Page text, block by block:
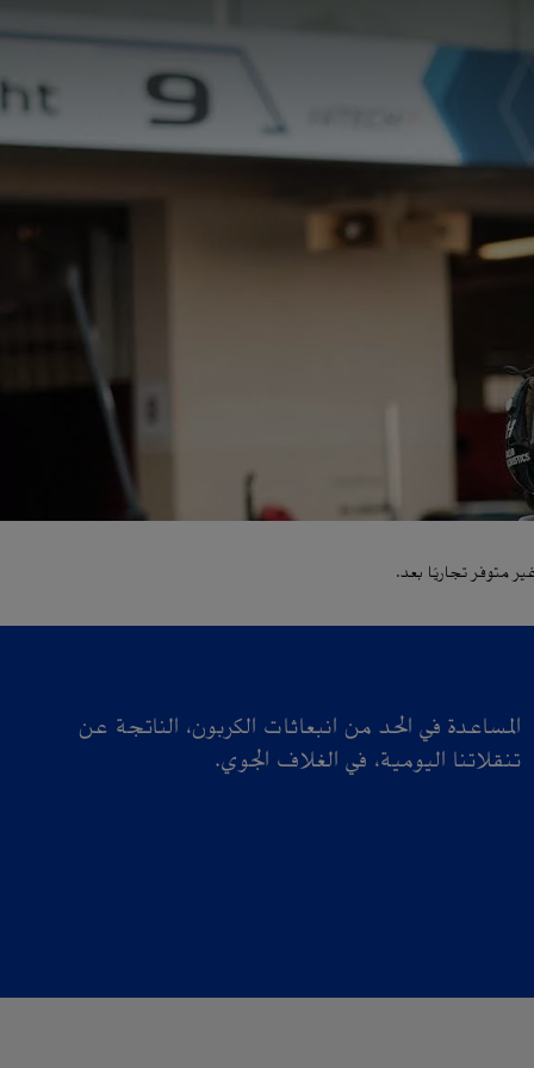
متوفر تجاريًا بعد.
تنقلاتنا اليومية، في الغلاف الجوي.